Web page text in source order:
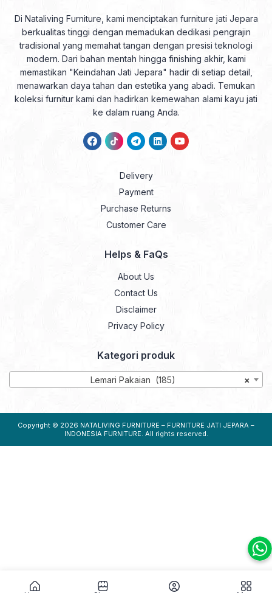
Di Nataliving Furniture, kami menciptakan furniture jati Jepara
berkualitas tinggi dengan memadukan dedikasi pengrajin
tradisional yang memahat tangan dengan presisi teknologi
modern. Dari bahan mentah hingga finishing akhir, kami
memastikan "Keindahan Jati Jepara" hadir di setiap detail,
menawarkan daya tahan dan estetika yang abadi. Temukan
koleksi furnitur kami dan hadirkan kemewahan alami kayu jati
ke dalam ruang Anda.
Delivery
Payment
Purchase Returns
Customer Care
Helps & FaQs
About Us
Contact Us
Disclaimer
Privacy Policy
Kategori produk
×
Lemari Pakaian (185)
Copyright © 2026 NATALIVING FURNITURE – FURNITURE JATI JEPARA –
INDONESIA FURNITURE. All rights reserved.